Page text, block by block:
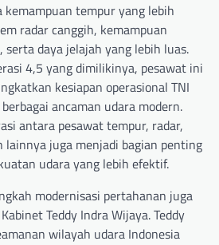
kemampuan tempur yang lebih
radar canggih, kemampuan
daya jelajah yang lebih luas.
4,5 yang dimilikinya, pesawat ini
kesiapan operasional TNI
ancaman udara modern.
antara pesawat tempur, radar,
lainnya juga menjadi bagian penting
udara yang lebih efektif.
modernisasi pertahanan juga
Teddy Indra Wijaya. Teddy
wilayah udara Indonesia